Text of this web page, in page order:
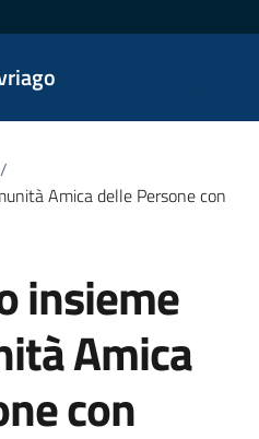
/
Amica delle Persone con
insieme
Amica
con